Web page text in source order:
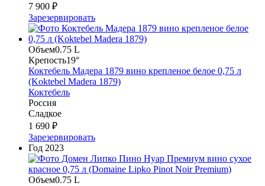
7 900 ₽
Зарезервировать
Объем0.75 L
Крепость19°
Коктебель Мадера 1879 вино крепленое белое 0,75 л
(Koktebel Madera 1879)
Коктебель
Россия
Сладкое
1 690 ₽
Зарезервировать
Год 2023
Объем0.75 L